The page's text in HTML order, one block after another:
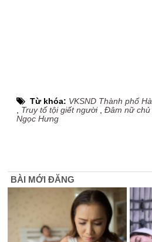
Từ khóa: VKSND Thành phố
Truy tố tội giết người,Đâm nữ chủ
Ngọc Hưng
BÀI MỚI ĐĂNG